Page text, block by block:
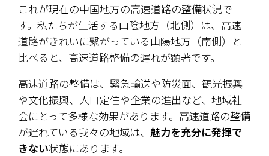
これが現在の中国地方の高速道路の整備状況で
す。私たちが生活する山陰地方（北側）は、高速
道路がきれいに繋がっている山陽地方（南側）と
比べると、高速道路整備の遅れが顕著です。
高速道路の整備は、緊急輸送や防災面、観光振興
や文化振興、人口定住や企業の進出など、地域社
会にとって多様な効果があります。高速道路の整備
が遅れている我々の地域は、 魅力を充分に発揮で
きない状態にあります。